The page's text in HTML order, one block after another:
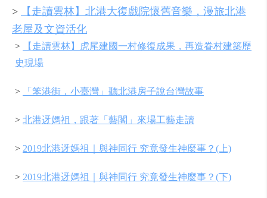
>
【走讀雲林】北港大復戲院懷舊音樂，漫旅北港
老屋及文資活化
>
【走讀雲林】虎尾建國一村修復成果，再造眷村建築歷
史現場
> 「笨港街，小臺灣」聽北港房子說台灣故事
> 北港迓媽祖，跟著「藝閣」來場工藝走讀
> 2019北港迓媽祖｜與神同行 究竟發生神麼事？(上)
> 2019北港迓媽祖｜與神同行 究竟發生神麼事？(下)